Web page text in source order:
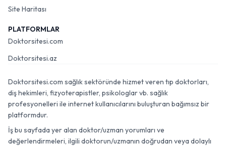
Site Haritası
PLATFORMLAR
Doktorsitesi.com
Doktorsitesi.az
Doktorsitesi.com sağlık sektöründe hizmet veren tıp doktorları,
diş hekimleri, fizyoterapistler, psikologlar vb. sağlık
profesyonelleri ile internet kullanıcılarını buluşturan bağımsız bir
platformdur.
İş bu sayfada yer alan doktor/uzman yorumları ve
değerlendirmeleri, ilgili doktorun/uzmanın doğrudan veya dolaylı